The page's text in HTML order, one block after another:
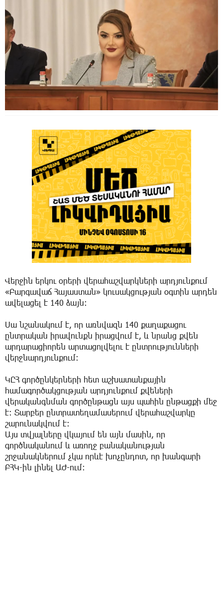
Վերջին երկու օրերի վերահաշվարկների արդյունքում
«Բարգավաճ Հայաստան» կուսակցության օգտին արդեն
ավելացել է 140 ձայն։
Սա նշանակում է, որ առնվազն 140 քաղաքացու
ընտրական իրավունքն իրացվում է, և նրանց քվեն
արդարացիորեն արտացոլվելու է ընտրությունների
վերջնարդյունքում։
ԿԸՀ գործընկերների հետ աշխատանքային
համագործակցության արդյունքում քվեների
վերականգնման գործընթացն այս պահին ընթացքի մեջ
է։ Տարբեր ընտրատեղամասերում վերահաշվարկը
շարունակվում է։
Այս տվյալները վկայում են այն մասին, որ
գործնականում և առողջ բանականության
շրջանակներում չկա որևէ խոչընդոտ, որ խանգարի
ԲՀԿ-ին լինել ԱԺ-ում: